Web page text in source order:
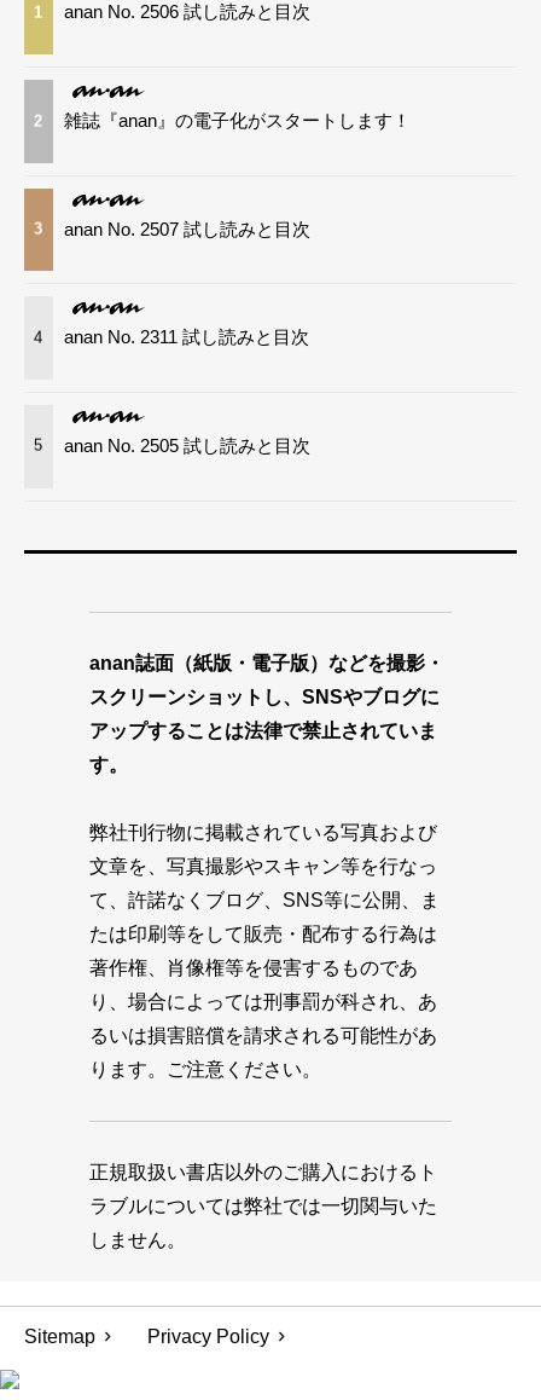
1 anan No. 2506 試し読みと目次
2 雑誌『anan』の電子化がスタートします！
3 anan No. 2507 試し読みと目次
4 anan No. 2311 試し読みと目次
5 anan No. 2505 試し読みと目次
anan誌面（紙版・電子版）などを撮影・
スクリーンショットし、SNSやブログに
アップすることは法律で禁止されていま
す。
弊社刊行物に掲載されている写真および
文章を、写真撮影やスキャン等を行なっ
て、許諾なくブログ、SNS等に公開、ま
たは印刷等をして販売・配布する行為は
著作権、肖像権等を侵害するものであ
り、場合によっては刑事罰が科され、あ
るいは損害賠償を請求される可能性があ
ります。ご注意ください。
正規取扱い書店以外のご購入におけるト
ラブルについては弊社では一切関与いた
しません。
Sitemap Privacy Policy